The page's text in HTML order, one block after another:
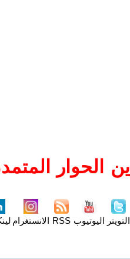
الحوار
التويتر اليوتيوب RSS الانستغرام